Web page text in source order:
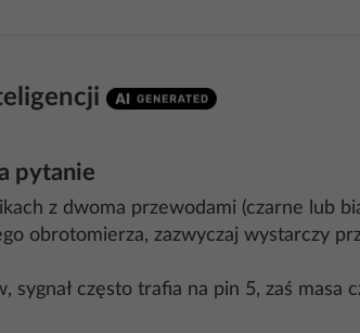
pytanie
z dwoma przewodami (czarne lub
obrotomierza, zazwyczaj wystarczy
sygnał często trafia na pin 5, zaś masa